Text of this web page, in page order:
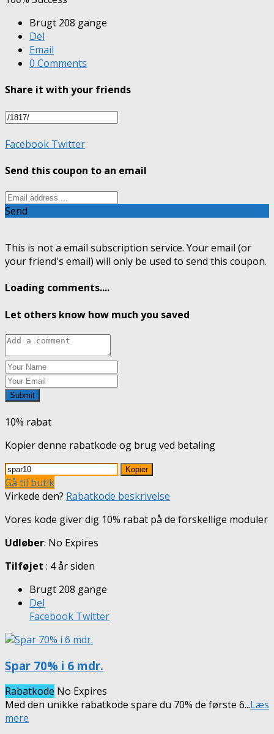
Brugt 208 gange
Del
Email
0 Comments
Share it with your friends
Facebook Twitter
Send this coupon to an email
Send
This is not a email subscription service. Your email (or
your friend's email) will only be used to send this coupon.
Loading comments....
Let others know how much you saved
Submit
10% rabat
Kopier denne rabatkode og brug ved betaling
Kopier
Gå til butik
Virkede den? Rabatkode beskrivelse
Vores kode giver dig 10% rabat på de forskellige moduler
Udløber: No Expires
Tilføjet : 4 år siden
Brugt 208 gange
Del
Facebook Twitter
Spar 70% i 6 mdr.
Rabatkode No Expires
Med den unikke rabatkode spare du 70% de første 6...Læs
mere